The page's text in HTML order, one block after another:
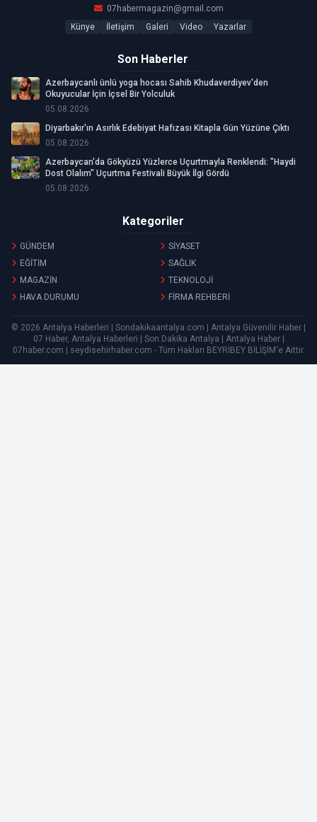
07habermagazin@gmail.com
Künye
İletişim Galeri Video Yazarlar
Son Haberler
Azerbaycanlı ünlü yoga hocası Sahib Khudaverdiyev'den
Okuyucular İçin İçsel Bir Yolculuk
05.08.2026
Diyarbakır'ın Asırlık Edebiyat Hafızası Kitapla Gün Yüzüne Çıktı
05.08.2026
Azerbaycan'da Gökyüzü Yüzlerce Uçurtmayla Renklendi: "Haydi
Dost Olalım" Uçurtma Festivali Büyük İlgi Gördü
05.08.2026
Kategoriler
GÜNDEM
SİYASET
EĞİTİM
SAĞLIK
MAGAZİN
TEKNOLOJİ
HAVA DURUMU
FİRMA REHBERİ
© 2026 Antalya Haberleri | Sondakikaantalya.com | Antalya Güvenilir Haber |
07 Haber, Antalya Haberleri | Son Dakika Antalya | Antalya Haber |
07haber.com | seydisehirhaber.com - Tüm Hakları BEYRİBEY BİLİŞİM'e Aittir.